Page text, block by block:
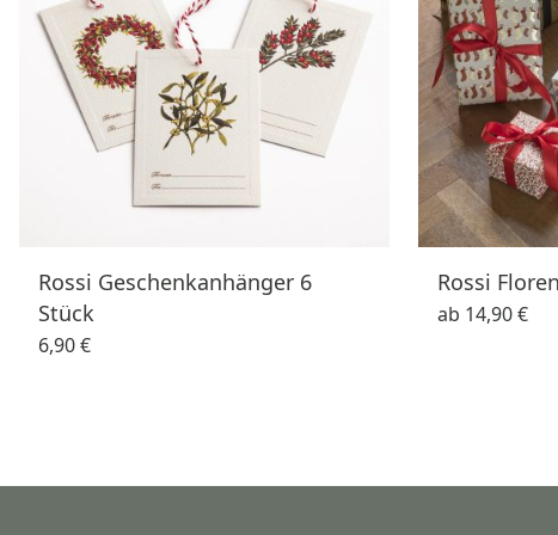
Rossi Geschenkanhänger 6
Stück
6,90 €
Rossi
ab 14,90 €